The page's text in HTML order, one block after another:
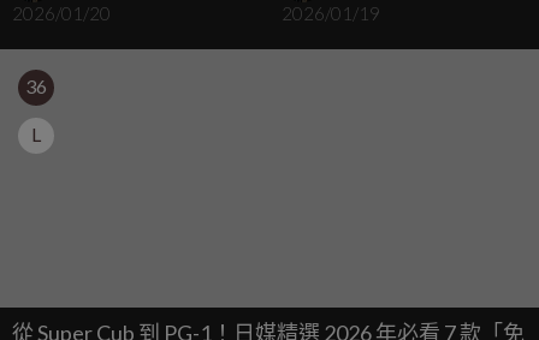
2026/01/20
2026/01/19
36
L
從 Super Cub 到 PG-1！日媒精選 2026 年必看 7 款「免